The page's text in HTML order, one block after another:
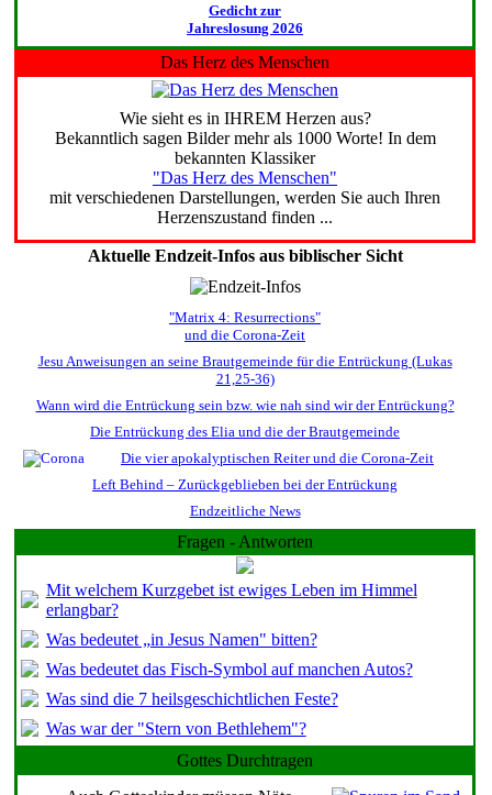
Gedicht zur
Jahreslosung 2026
Das Herz des Menschen
Wie sieht es in IHREM Herzen aus?
Bekanntlich sagen Bilder mehr als 1000 Worte! In dem
bekannten Klassiker
"Das Herz des Menschen"
mit verschiedenen Darstellungen, werden Sie auch Ihren
Herzenszustand finden ...
Aktuelle Endzeit-Infos aus biblischer Sicht
"Matrix 4: Resurrections"
und die Corona-Zeit
Jesu Anweisungen an seine Brautgemeinde für die Entrückung (Lukas
21,25-36)
Wann wird die Entrückung sein bzw. wie nah sind wir der Entrückung?
Die Entrückung des Elia und die der Brautgemeinde
Die vier apokalyptischen Reiter und die Corona-Zeit
Left Behind – Zurückgeblieben bei der Entrückung
Endzeitliche News
Fragen - Antworten
Mit welchem Kurzgebet ist ewiges Leben im Himmel
erlangbar?
Was bedeutet „in Jesus Namen" bitten?
Was bedeutet das Fisch-Symbol auf manchen Autos?
Was sind die 7 heilsgeschichtlichen Feste?
Was war der "Stern von Bethlehem"?
Gottes Durchtragen